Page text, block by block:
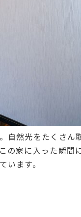
自然光をたくさ
の家に入った瞬
ます。